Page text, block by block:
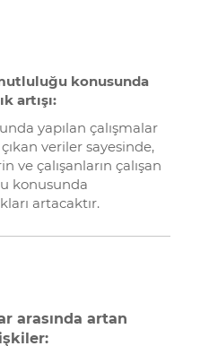
konusunda
artışı:
yapılan çalışmalar
veriler sayesinde,
ve çalışanların çalışan
konusunda
artacaktır.​
arasında artan